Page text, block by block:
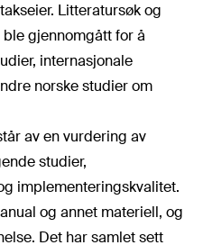
Litteratursøk og
gjennomgått for å
internasjonale
norske studier om
av en vurdering av
studier,
implementeringskvalitet.
og annet materiell, og
Det har samlet sett